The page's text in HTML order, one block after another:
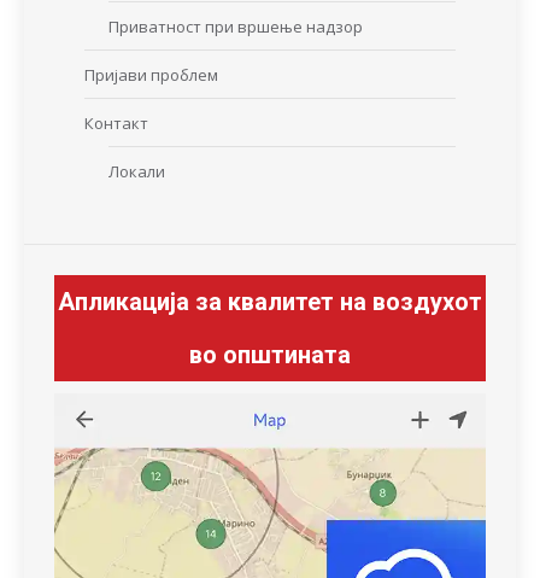
Приватност при вршење надзор
Пријави проблем
Контакт
Локали
Апликација за квалитет на воздухот
во општината